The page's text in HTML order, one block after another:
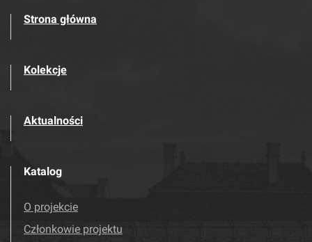
Strona główna
Kolekcje
Aktualności
Katalog
O projekcie
Członkowie projektu